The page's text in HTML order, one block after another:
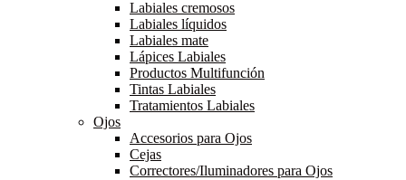
Labiales cremosos
Labiales líquidos
Labiales mate
Lápices Labiales
Productos Multifunción
Tintas Labiales
Tratamientos Labiales
Ojos
Accesorios para Ojos
Cejas
Correctores/Iluminadores para Ojos